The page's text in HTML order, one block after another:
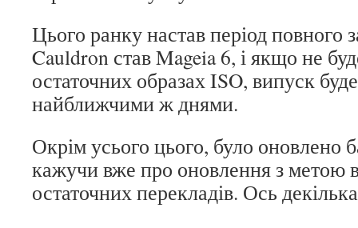
Цього ранку настав період повного
Cauldron став Mageia 6, і якщо не
остаточних образах ISO, випуск
найближчими ж днями.
Окрім усього цього, було оновлено
кажучи вже про оновлення з метою
остаточних перекладів. Ось